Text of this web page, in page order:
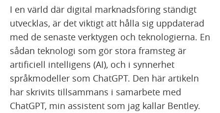
I en värld där digital marknadsföring ständigt
utvecklas, är det viktigt att hålla sig uppdaterad
med de senaste verktygen och teknologierna. En
sådan teknologi som gör stora framsteg är
artificiell intelligens (AI), och i synnerhet
språkmodeller som ChatGPT. Den här artikeln
har skrivits tillsammans i samarbete med
ChatGPT, min assistent som jag kallar Bentley.